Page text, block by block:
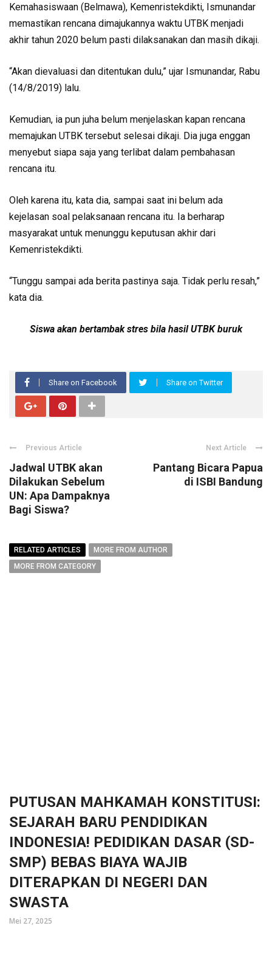
Kemahasiswaan (Belmawa), Kemenristekdikti, Ismunandar
memastikan rencana dimajukannya waktu UTBK menjadi
akhir tahun 2020 belum pasti dilaksanakan dan masih dikaji.
“Akan dievaluasi dan ditentukan dulu,” ujar Ismunandar, Rabu
(14/8/2019) lalu.
Kemudian, ia pun juha belum menjelaskan kapan rencana
memajukan UTBK tersebut selesai dikaji. Dia juga enggan
menyebut siapa saja yang terlibat dalam pembahasan
rencana itu.
Oleh karena itu, kata dia, sampai saat ini belum ada
kejelasan soal pelaksanaan rencana itu. Ia berharap
masyarakat untuk menunggu keputusan akhir dari
Kemenristekdikti.
“Tunggu sampai ada berita pastinya saja. Tidak perlu resah,”
kata dia.
Siswa akan bertambak stres bila hasil UTBK buruk
Share on Facebook Share on Twitter
Previous Article
Jadwal UTBK akan
Dilakukan Sebelum
UN: Apa Dampaknya
Bagi Siswa?
Next Article
Pantang Bicara Papua
di ISBI Bandung
RELATED ARTICLES
MORE FROM AUTHOR
MORE FROM CATEGORY
PUTUSAN MAHKAMAH KONSTITUSI:
SEJARAH BARU PENDIDIKAN
INDONESIA! PEDIDIKAN DASAR (SD-
SMP) BEBAS BIAYA WAJIB
DITERAPKAN DI NEGERI DAN
SWASTA
Mei 27, 2025